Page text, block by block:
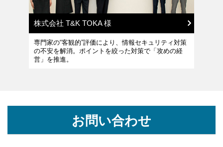
株式会社 T&K TOKA 様
専門家の“客観的”評価により、情報セキュリティ対策
の不安を解消。ポイントを絞った対策で「攻めの経
営」を推進。
お問い合わせ